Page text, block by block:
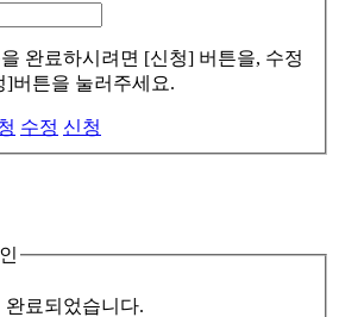
완료하시려면 [신청] 버튼을, 수정
]버튼을 눌러주세요.
수정 신청
료되었습니다.